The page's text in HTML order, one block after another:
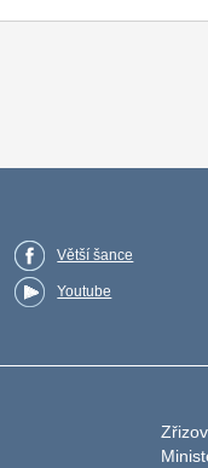
Větší šance
Youtube